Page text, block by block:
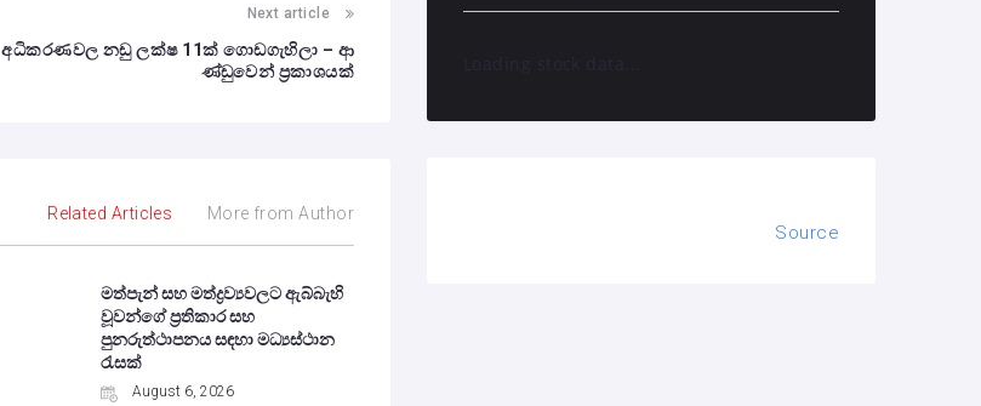
Next article
අධිකරණවල නඩු ලක්ෂ 11ක් ගොඩගැහිලා – ආ
ණ්ඩුවෙන් ප්‍රකාශයක්
Related Articles More from Author
මත්පැන් සහ මත්ද්‍රව්‍යවලට ඇබ්බැහි
වූවන්ගේ ප්‍රතිකාර සහ
පුනරුත්ථාපනය සඳහා මධ්‍යස්ථාන
රැසක්
August 6, 2026
Loading stock data...
Source